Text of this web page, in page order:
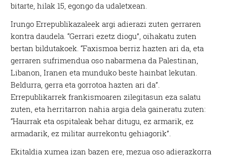
bitarte, hilak 15, egongo da udaletxean.
Irungo Errepublikazaleek argi adierazi zuten gerraren
kontra daudela. “Gerrari ezetz diogu”, oihakatu zuten
bertan bildutakoek. “Faxismoa berriz hazten ari da, eta
gerraren sufrimendua oso nabarmena da Palestinan,
Libanon, Iranen eta munduko beste hainbat lekutan.
Beldurra, gerra eta gorrotoa hazten ari da”.
Errepublikarrek frankismoaren zilegitasun eza salatu
zuten, eta herritarron nahia argia dela gaineratu zuten:
“Haurrak eta ospitaleak behar ditugu, ez armarik, ez
armadarik, ez militar aurrekontu gehiagorik”.
Ekitaldia xumea izan bazen ere, mezua oso adierazkorra